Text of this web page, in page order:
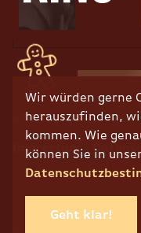
Wir würden gerne
herauszufinden,
kommen. Wie
können Sie in
Geht klar!
RECHTLICHES
Impressum